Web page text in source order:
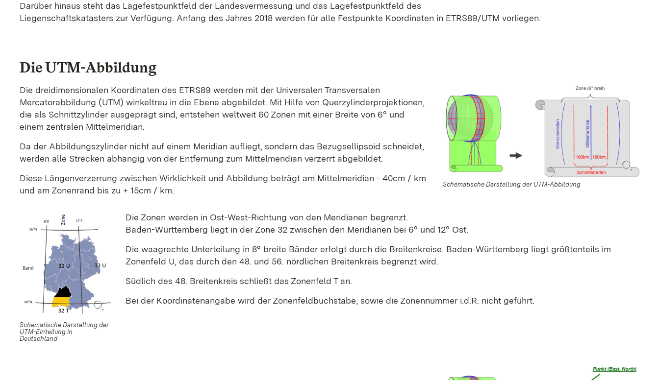
Darüber hinaus steht das Lagefestpunktfeld der Landesvermessung und das Lagefestpunktfeld des
Liegenschaftskatasters zur Verfügung. Anfang des Jahres 2018 werden für alle Festpunkte Koordinaten in ETRS89/UTM vorliegen.
Die UTM-Abbildung
Schematische Darstellung der UTM-Abbildung
Die dreidimensionalen Koordinaten des ETRS89 werden mit der Universalen Transversalen
Mercatorabbildung (UTM) winkeltreu in die Ebene abgebildet. Mit Hilfe von Querzylinderprojektionen,
die als Schnittzylinder ausgeprägt sind, entstehen weltweit 60 Zonen mit einer Breite von 6° und
einem zentralen Mittelmeridian.
Da der Abbildungszylinder nicht auf einem Meridian aufliegt, sondern das Bezugsellipsoid schneidet,
werden alle Strecken abhängig von der Entfernung zum Mittelmeridian verzerrt abgebildet.
Diese Längenverzerrung zwischen Wirklichkeit und Abbildung beträgt am Mittelmeridian - 40cm / km
und am Zonenrand bis zu + 15cm / km.
Schematische Darstellung der
UTM-Einteilung in
Deutschland
Die Zonen werden in Ost-West-Richtung von den Meridianen begrenzt.
Baden-Württemberg liegt in der Zone 32 zwischen den Meridianen bei 6° und 12° Ost.
Die waagrechte Unterteilung in 8° breite Bänder erfolgt durch die Breitenkreise. Baden-Württemberg liegt größtenteils im
Zonenfeld U, das durch den 48. und 56. nördlichen Breitenkreis begrenzt wird.
Südlich des 48. Breitenkreis schließt das Zonenfeld T an.
Bei der Koordinatenangabe wird der Zonenfeldbuchstabe, sowie die Zonennummer i.d.R. nicht geführt.